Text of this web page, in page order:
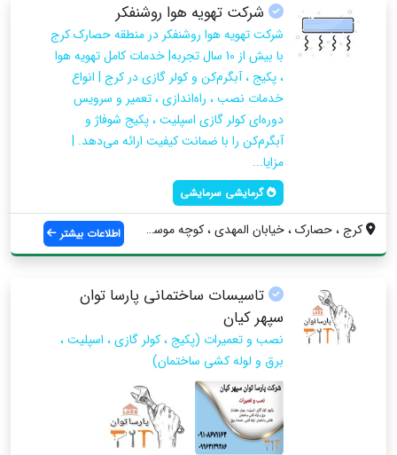
شرکت تهویه هوا روشنفکر
شرکت تهویه هوا روشنفکر در منطقه حصارک کرج
با بیش از 10 سال تجربه| خدمات کامل تهویه هوا
، پکیج ، آبگرم‌کن و کولر گازی در کرج | انواع
خدمات نصب ، راه‌اندازی ، تعمیر و سرویس
دوره‌ای کولر گازی اسپلیت ، پکیج شوفاژ و
آبگرم‌کن را با ضمانت کیفیت ارائه می‌دهد. |
مزایا...
گرمایشی سرمایشی
کرج ، حصارک ، خیابان المهدی ، کوچه موسوی... اطلاعات بیشتر
تاسیسات ساختمانی پارسا توان
سپهر کیان
نصب و تعمیرات (پکیج ، کولر گازی ، اسپلیت ،
برق و لوله کشی ساختمان)